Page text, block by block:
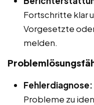
Fortschritte klar
Vorgesetzte
melden.
Fehlerdiagnose:
Probleme zu